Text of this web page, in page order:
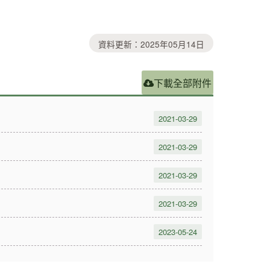
資料更新：2025年05月14日
下載全部附件
2021-03-29
2021-03-29
2021-03-29
2021-03-29
2023-05-24